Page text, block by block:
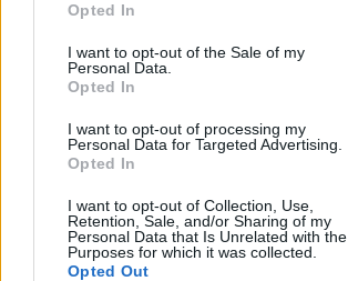
Opted In
I want to opt-out of the Sale of my
Personal Data.
Opted In
I want to opt-out of processing my
Personal Data for Targeted Advertising.
Opted In
I want to opt-out of Collection, Use,
Retention, Sale, and/or Sharing of my
Personal Data that Is Unrelated with the
Purposes for which it was collected.
Opted Out